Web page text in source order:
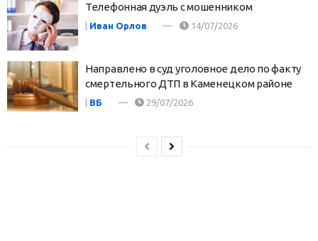
Телефонная дуэль с мошенником
Иван Орлов 14/07/2026
Направлено в суд уголовное дело по факту
смертельного ДТП в Каменецком районе
| ВБ 29/07/2026